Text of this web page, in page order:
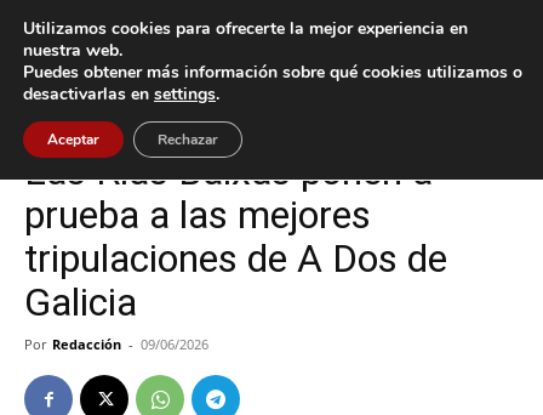
Inicio Baiona
Baiona
Las Rías Baixas ponen a
prueba a las mejores
tripulaciones de A Dos de
Galicia
Por Redacción - 09/06/2026
Utilizamos cookies para ofrecerte la mejor experiencia en
nuestra web.
Puedes obtener más información sobre qué cookies utilizamos o
desactivarlas en settings.
Aceptar Rechazar